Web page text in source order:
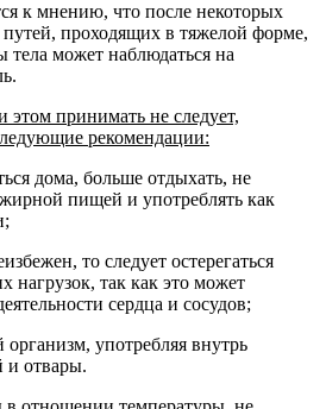
к мнению, что после некоторых
проходящих в тяжелой форме,
может наблюдаться на
этом принимать не следует,
рекомендации:
дома, больше отдыхать, не
пищей и употреблять как
то следует остерегаться
так как это может
сердца и сосудов;
употребляя внутрь
и отвары.